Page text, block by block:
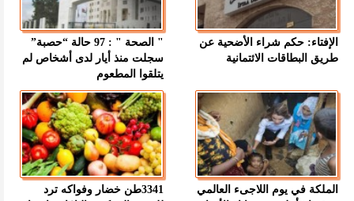
الإفتاء: حكم شراء الأضحية عن
طريق البطاقات الائتمانية
" الصحة " : 97 حالة “حصبة”
سجلت منذ أيار لدى أشخاص لم
يتلقوا المطعوم
الملكة في يوم اللاجىء العالمي
3341طن خضار وفواكه ترد